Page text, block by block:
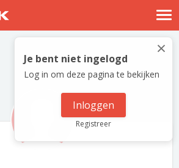
Nostalgische verhalen
Log in
Meld je gratis aan
×
Je bent niet ingelogd
Log in om deze pagina te bekijken
Inloggen
Registreer